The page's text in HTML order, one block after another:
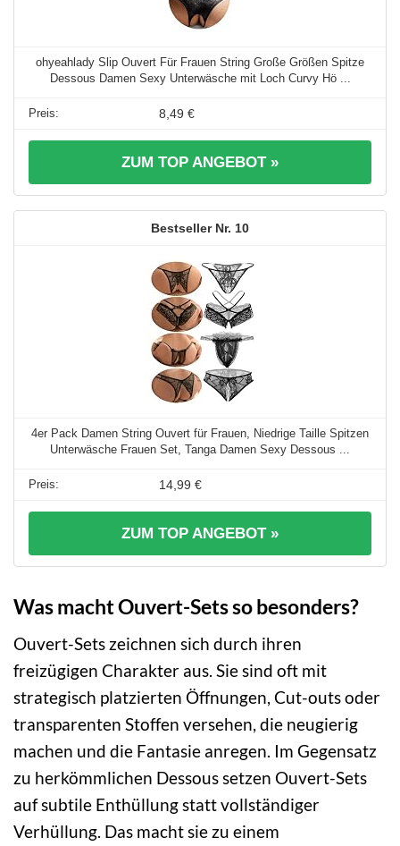
ohyeahlady Slip Ouvert Für Frauen String Große Größen Spitze
Dessous Damen Sexy Unterwäsche mit Loch Curvy Hö ...
8,49 €
ZUM TOP ANGEBOT »
10
4er Pack Damen String Ouvert für Frauen, Niedrige Taille Spitzen
Unterwäsche Frauen Set, Tanga Damen Sexy Dessous ...
14,99 €
ZUM TOP ANGEBOT »
Was macht Ouvert-Sets so besonders?
Ouvert-Sets zeichnen sich durch ihren
freizügigen Charakter aus. Sie sind oft mit
strategisch platzierten Öffnungen, Cut-outs oder
transparenten Stoffen versehen, die neugierig
machen und die Fantasie anregen. Im Gegensatz
zu herkömmlichen Dessous setzen Ouvert-Sets
auf subtile Enthüllung statt vollständiger
Verhüllung. Das macht sie zu einem